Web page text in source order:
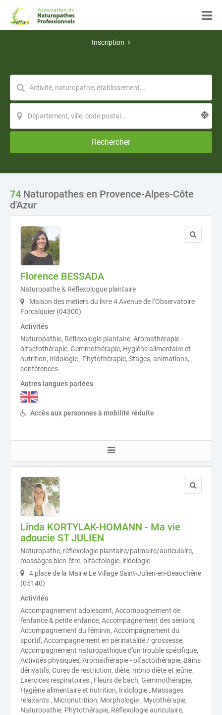
Inscription
Rechercher
74 Naturopathes en Provence-Alpes-Côte
d'Azur
Florence BESSADA
Naturopathe & Réflexologue plantaire
Maison des métiers du livre 4 Avenue de l’Observatoire
Forcalquier (04300)
Activités
Naturopathie, Réflexologie plantaire, Aromathérapie -
olfactothérapie, Gemmothérapie, Hygiène alimentaire et
nutrition, Iridologie , Phytothérapie, Stages, animations,
conférences.
Autres langues parlées
Accès aux personnes à mobilité réduite
Linda KORTYLAK-HOMANN - Ma vie
adoucie ST JULIEN
Naturopathe, réflexologie plantaire/palmaire/auriculaire,
massages bien-être, olfactologie, iridologie
4 place de la Mairie Le Village Saint-Julien-en-Beauchêne
(05140)
Activités
Accompagnement adolescent, Accompagnement de
l'enfance & petite enfance, Accompagnement des séniors,
Accompagnement du féminin, Accompagnement du
sportif, Accompagnement en périnatalité / grossesse,
Accompagnement naturopathique d'un trouble spécifique,
Activités physiques, Aromathérapie - olfactothérapie, Bains
dérivatifs, Cures de restriction, diète, mono diète et jeûne ,
Exercices respiratoires , Fleurs de bach, Gemmothérapie,
Hygiène alimentaire et nutrition, Iridologie , Massages
relaxants , Micronutrition, Morphologie , Mycothérapie,
Naturopathie, Phytothérapie, Réflexologie auriculaire,